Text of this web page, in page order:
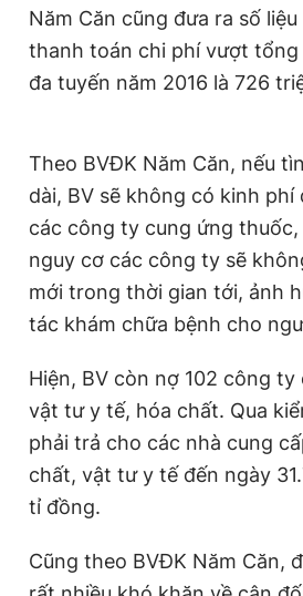
Năm Căn cũng đưa ra số
thanh toán chi phí vượt
đa tuyến năm 2016 là 726
Theo BVĐK Năm Căn, nếu
dài, BV sẽ không có kinh phí
các công ty cung ứng
nguy cơ các công ty sẽ
mới trong thời gian tới, ảnh
tác khám chữa bệnh cho
Hiện, BV còn nợ 102 công
vật tư y tế, hóa chất. Qua
phải trả cho các nhà cung
chất, vật tư y tế đến ngày
tỉ đồng.
Cũng theo BVĐK Năm Căn,